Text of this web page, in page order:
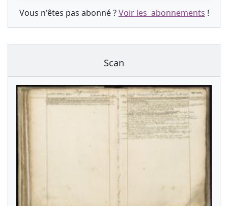
Vous n'êtes pas abonné ?Voir les abonnements !
Scan